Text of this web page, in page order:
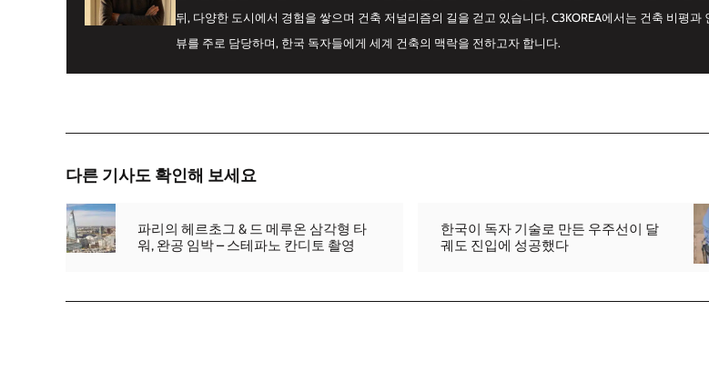
뒤, 다양한 도시에서 경험을 쌓으며 건축 저널리즘의 길을 걷고 있습니다. C3KOREA에서는 건축 비평과
뷰를 주로 담당하며, 한국 독자들에게 세계 건축의 맥락을 전하고자 합니다.
다른 기사도 확인해 보세요
파리의 헤르초그 & 드 메루온 삼각형 타
워, 완공 임박 – 스테파노 칸디토 촬영
한국이 독자 기술로 만든 우주선이 달
궤도 진입에 성공했다